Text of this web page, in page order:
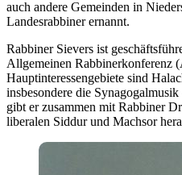
auch andere Gemeinden in
Landesrabbiner ernannt.
Rabbiner Sievers ist
Allgemeinen Rabbinerkonferenz
Hauptinteressengebiete sind
insbesondere die
gibt er zusammen mit Rabbiner
liberalen Siddur und Machsor